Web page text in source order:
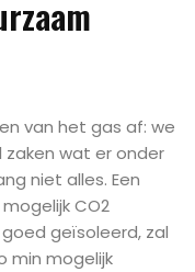
van het gas af: we
wat er onder
niet alles. Een
CO2
geïsoleerd, zal
min mogelijk